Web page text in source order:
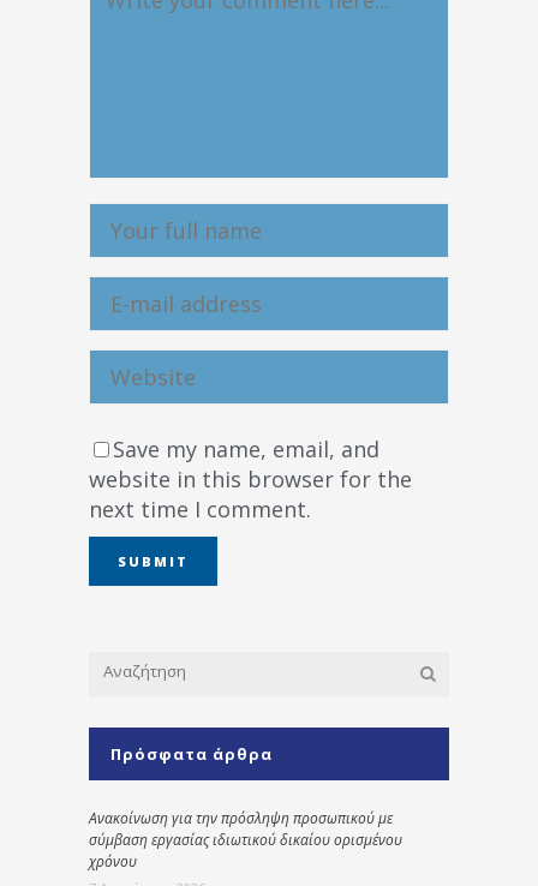
Save my name, email, and
website in this browser for the
next time I comment.
Πρόσφατα άρθρα
Ανακοίνωση για την πρόσληψη προσωπικού με
σύμβαση εργασίας ιδιωτικού δικαίου ορισμένου
χρόνου